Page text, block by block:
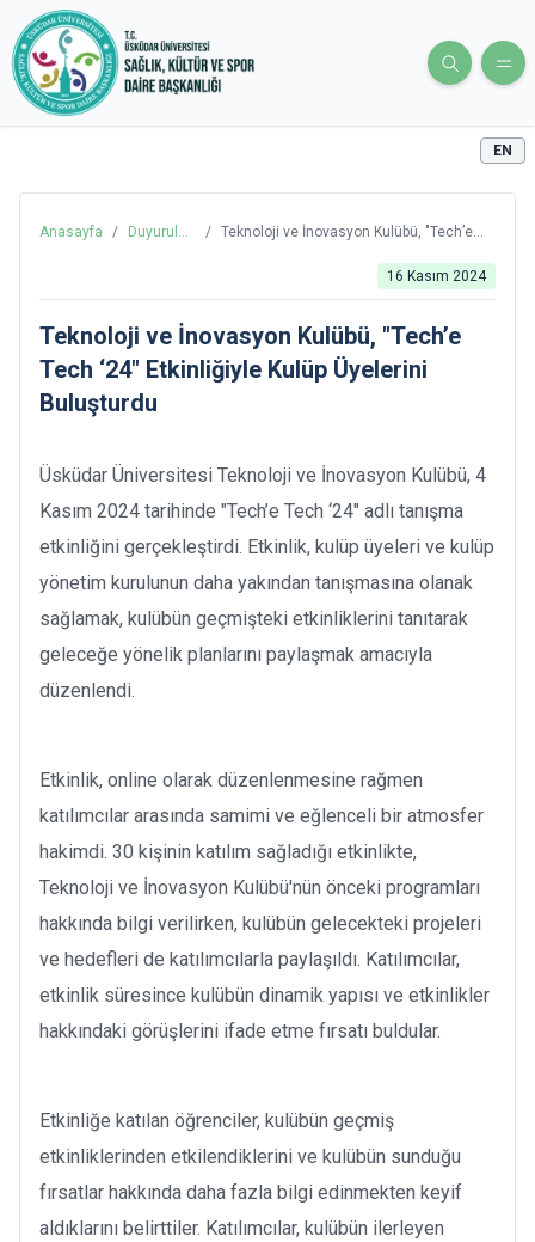
EN
Anasayfa /
Duyurular
/ Teknoloji ve İnovasyon Kulübü, "Tech’e
16 Kasım 2024
Teknoloji ve İnovasyon Kulübü, "Tech’e
Tech ‘24" Etkinliğiyle Kulüp Üyelerini
Buluşturdu
Üsküdar Üniversitesi Teknoloji ve İnovasyon Kulübü, 4
Kasım 2024 tarihinde "Tech’e Tech ‘24" adlı tanışma
etkinliğini gerçekleştirdi. Etkinlik, kulüp üyeleri ve kulüp
yönetim kurulunun daha yakından tanışmasına olanak
sağlamak, kulübün geçmişteki etkinliklerini tanıtarak
geleceğe yönelik planlarını paylaşmak amacıyla
düzenlendi.
Etkinlik, online olarak düzenlenmesine rağmen
katılımcılar arasında samimi ve eğlenceli bir atmosfer
hakimdi. 30 kişinin katılım sağladığı etkinlikte,
Teknoloji ve İnovasyon Kulübü'nün önceki programları
hakkında bilgi verilirken, kulübün gelecekteki projeleri
ve hedefleri de katılımcılarla paylaşıldı. Katılımcılar,
etkinlik süresince kulübün dinamik yapısı ve etkinlikler
hakkındaki görüşlerini ifade etme fırsatı buldular.
Etkinliğe katılan öğrenciler, kulübün geçmiş
etkinliklerinden etkilendiklerini ve kulübün sunduğu
fırsatlar hakkında daha fazla bilgi edinmekten keyif
aldıklarını belirttiler. Katılımcılar, kulübün ilerleyen